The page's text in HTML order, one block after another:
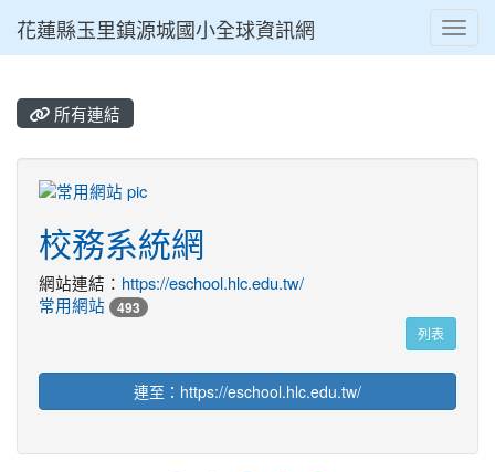
花蓮縣玉里鎮源城國小全球資訊網
所有連結
校務系統網
網站連結： https://eschool.hlc.edu.tw/
常用網站
493
列表
連至：https://eschool.hlc.edu.tw/